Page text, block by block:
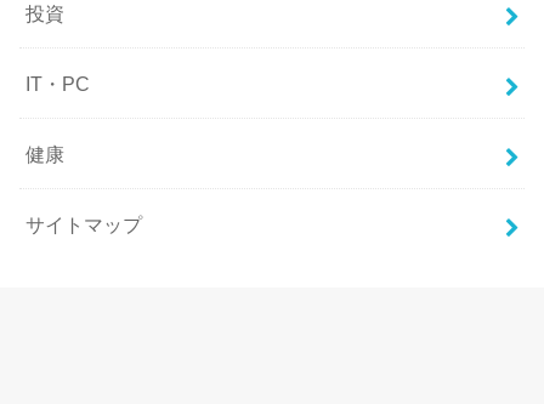
投資
IT・PC
健康
サイトマップ